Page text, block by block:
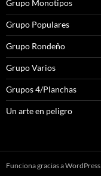
Grupo Monotipos
Grupo Populares
Grupo Rondeño
Grupo Varios
Grupos 4/Planchas
Un arte en peligro
Funciona gracias a WordPress